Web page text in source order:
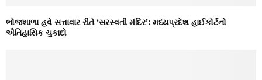
ભોજશાળા હવે સત્તાવાર રીતે ‘સરસ્વતી મંદિર’: મધ્યપ્રદેશ હાઈકોર્ટનો
ઐતિહાસિક ચુકાદો